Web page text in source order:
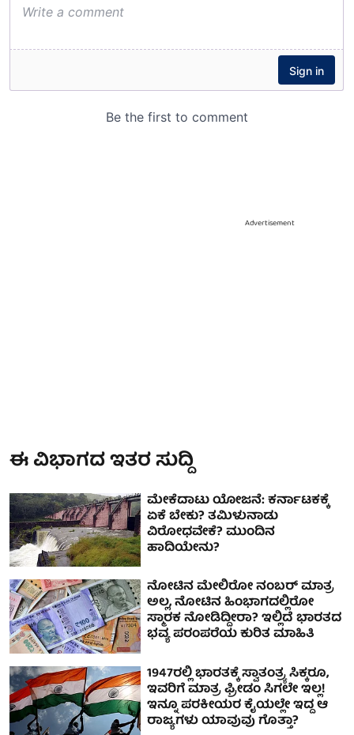
Advertisement
ಈ ವಿಭಾಗದ ಇತರ ಸುದ್ದಿ
ಮೇಕೆದಾಟು ಯೋಜನೆ: ಕರ್ನಾಟಕಕ್ಕೆ
ಏಕೆ ಬೇಕು? ತಮಿಳುನಾಡು
ವಿರೋಧವೇಕೆ? ಮುಂದಿನ
ಹಾದಿಯೇನು?
ನೋಟಿನ ಮೇಲಿರೋ ನಂಬರ್ ಮಾತ್ರ
ಅಲ್ಲ, ನೋಟಿನ ಹಿಂಭಾಗದಲ್ಲಿರೋ
ಸ್ಮಾರಕ ನೋಡಿದ್ದೀರಾ? ಇಲ್ಲಿದೆ ಭಾರತದ
ಭವ್ಯ ಪರಂಪರೆಯ ಕುರಿತ ಮಾಹಿತಿ
1947ರಲ್ಲಿ ಭಾರತಕ್ಕೆ ಸ್ವಾತಂತ್ರ್ಯ ಸಿಕ್ಕರೂ,
ಇವರಿಗೆ ಮಾತ್ರ ಫ್ರೀಡಂ ಸಿಗಲೇ ಇಲ್ಲ!
ಇನ್ನೂ ಪರಕೀಯರ ಕೈಯಲ್ಲೇ ಇದ್ದ ಆ
ರಾಜ್ಯಗಳು ಯಾವುವು ಗೊತ್ತಾ?